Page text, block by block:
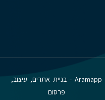
Aramapp - בניית אתרים, עיצוב,
פרסום